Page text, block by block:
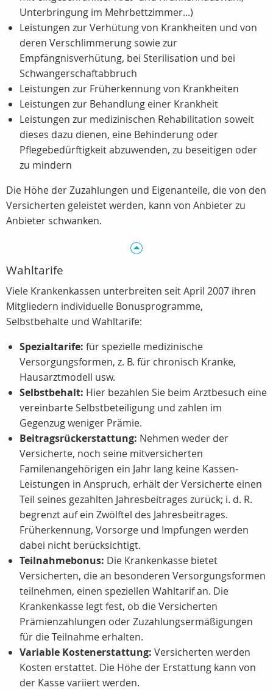
Unterbringung im Mehrbettzimmer...)
Leistungen zur Verhütung von Krankheiten und von
deren Verschlimmerung sowie zur
Empfängnisverhütung, bei Sterilisation und bei
Schwangerschaftabbruch
Leistungen zur Früherkennung von Krankheiten
Leistungen zur Behandlung einer Krankheit
Leistungen zur medizinischen Rehabilitation soweit
dieses dazu dienen, eine Behinderung oder
Pflegebedürftigkeit abzuwenden, zu beseitigen oder
zu mindern
Die Höhe der Zuzahlungen und Eigenanteile, die von den
Versicherten geleistet werden, kann von Anbieter zu
Anbieter schwanken.
Wahltarife
Viele Krankenkassen unterbreiten seit April 2007 ihren
Mitgliedern individuelle Bonusprogramme,
Selbstbehalte und Wahltarife:
Spezialtarife: für spezielle medizinische
Versorgungsformen, z. B. für chronisch Kranke,
Hausarztmodell usw.
Selbstbehalt: Hier bezahlen Sie beim Arztbesuch eine
vereinbarte Selbstbeteiligung und zahlen im
Gegenzug weniger Prämie.
Beitragsrückerstattung: Nehmen weder der
Versicherte, noch seine mitversicherten
Familenangehörigen ein Jahr lang keine Kassen-
Leistungen in Anspruch, erhält der Versicherte einen
Teil seines gezahlten Jahresbeitrages zurück; i. d. R.
begrenzt auf ein Zwölftel des Jahresbeitrages.
Früherkennung, Vorsorge und Impfungen werden
dabei nicht berücksichtigt.
Teilnahmebonus: Die Krankenkasse bietet
Versicherten, die an besonderen Versorgungsformen
teilnehmen, einen speziellen Wahltarif an. Die
Krankenkasse legt fest, ob die Versicherten
Prämienzahlungen oder Zuzahlungsermäßigungen
für die Teilnahme erhalten.
Variable Kostenerstattung: Versicherten werden
Kosten erstattet. Die Höhe der Erstattung kann von
der Kasse variiert werden.